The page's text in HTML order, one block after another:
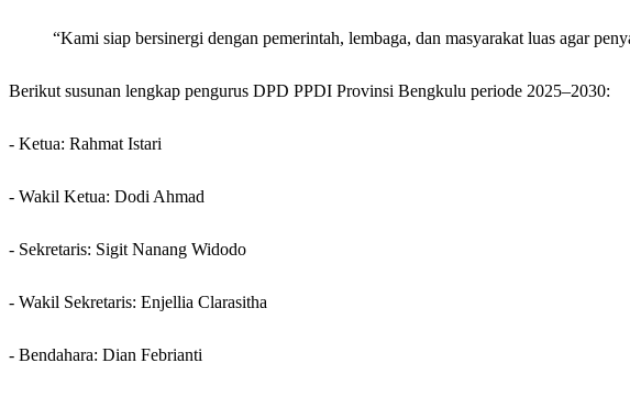
“Kami siap bersinergi dengan pemerintah, lembaga, dan masyarakat luas agar
Berikut susunan lengkap pengurus DPD PPDI Provinsi Bengkulu periode 2025–2030:
- Ketua: Rahmat Istari
- Wakil Ketua: Dodi Ahmad
- Sekretaris: Sigit Nanang Widodo
- Wakil Sekretaris: Enjellia Clarasitha
- Bendahara: Dian Febrianti